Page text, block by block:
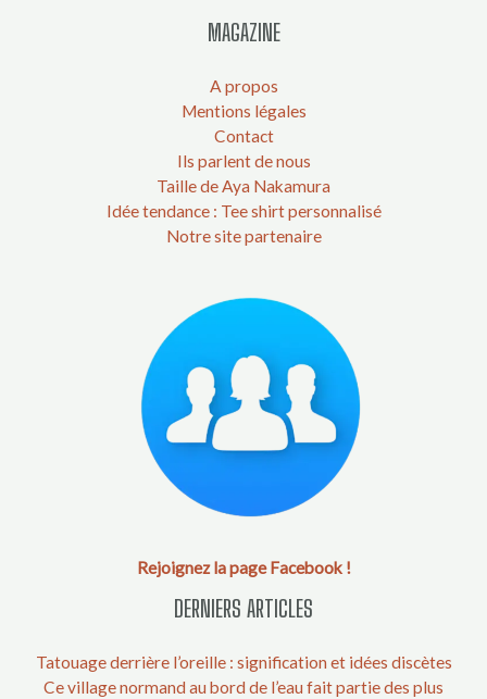
MAGAZINE
A propos
Mentions légales
Contact
Ils parlent de nous
Taille de Aya Nakamura
Idée tendance : Tee shirt personnalisé
Notre site partenaire
Rejoignez la page Facebook !
DERNIERS ARTICLES
Tatouage derrière l’oreille : signification et idées discètes
Ce village normand au bord de l’eau fait partie des plus